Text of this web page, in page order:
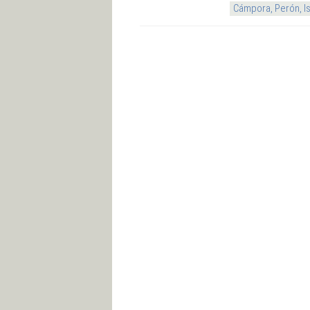
Cámpora, Perón,